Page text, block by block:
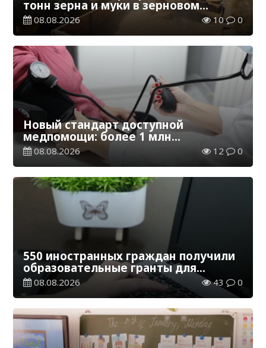
тонн зерна и муки в зерновом
эквиваленте
08.08.2026 10 0
Новый стандарт доступной
медпомощи: более 1 млн
казахстанцев получили
телемедицинские услуги
08.08.2026 12 0
550 иностранных граждан получили
образовательные гранты для
обучения в Казахстане
08.08.2026 43 0